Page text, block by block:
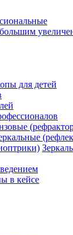
для детей
в кейсе